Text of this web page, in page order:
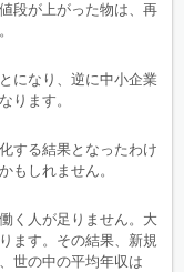
段が上がった物は、再
になり、逆に中小企業
ります。
する結果となったわけ
もしれません。
く人が足りません。大
ます。その結果、新規
世の中の平均年収は